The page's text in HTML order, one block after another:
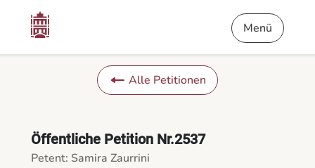
Parkplazen fir schwanger Fraen an Famillen mat Kanner. -
Menü
Alle Petitionen
Öffentliche Petition Nr.2537
Petent: Samira Zaurrini